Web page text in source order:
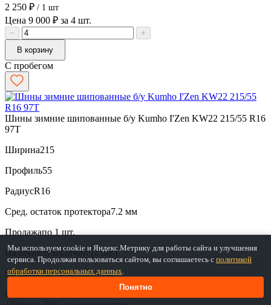
2 250 ₽ / 1 шт
Цена 9 000 ₽ за 4 шт.
−
+
В корзину
С пробегом
Шины зимние шипованные б/у Kumho I'Zen KW22 215/55 R16
97T
Ширина215
Профиль55
РадиусR16
Сред. остаток протектора7.2 мм
Продажапо 1 шт.
Наличие В наличии (2 шт.)
СредняяСредняяСредняя
Код: Сам1-55878
Мы используем cookie и Яндекс.Метрику для работы сайта и улучшения
сервиса. Продолжая пользоваться сайтом, вы соглашаетесь с политикой
обработки персональных данных.
Понятно